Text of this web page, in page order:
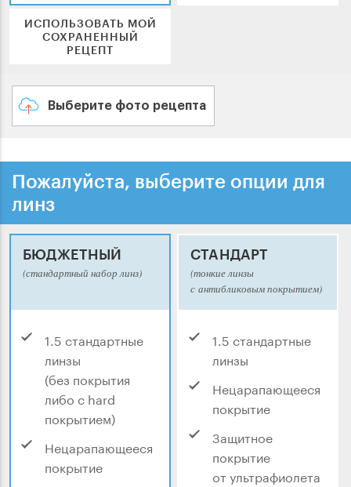
ИСПОЛЬЗОВАТЬ МОЙ
СОХРАНЕННЫЙ
РЕЦЕПТ
Выберите фото рецепта
Пожалуйста, выберите опции для
линз
БЮДЖЕТНЫЙ
(стандартный набор линз)
1.5 стандартные
линзы
(без покрытия
либо с hard
покрытием)
Нецарапающееся
покрытие
СТАНДАРТ
(тонкие линзы
с антибликовым покрытием)
1.5 стандартные
линзы
Нецарапающееся
покрытие
Защитное
покрытие
от ультрафиолета